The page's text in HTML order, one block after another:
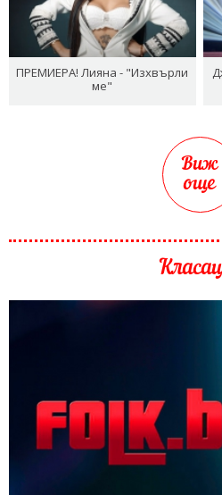
ПРЕМИЕРА! Лияна - "Изхвърли
ме"
Виж
още